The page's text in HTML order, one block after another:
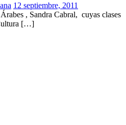
12 septiembre, 2011
, Sandra Cabral, cuyas clases
[…]